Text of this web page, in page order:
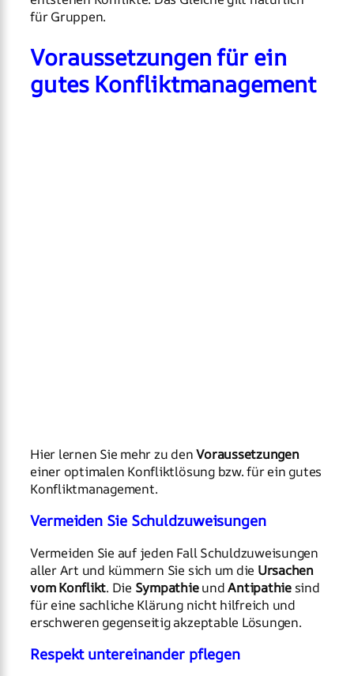
für Gruppen.
Voraussetzungen für ein
gutes Konfliktmanagement
Hier lernen Sie mehr zu denVoraussetzungen
einer optimalen Konfliktlösung bzw. für ein gutes
Konfliktmanagement.
Vermeiden Sie Schuldzuweisungen
Vermeiden Sie auf jeden Fall Schuldzuweisungen
aller Art und kümmern Sie sich um die Ursachen
vom Konflikt. Die SympathieundAntipathiesind
für eine sachliche Klärung nicht hilfreich und
erschweren gegenseitig akzeptable Lösungen.
Respekt untereinander pflegen